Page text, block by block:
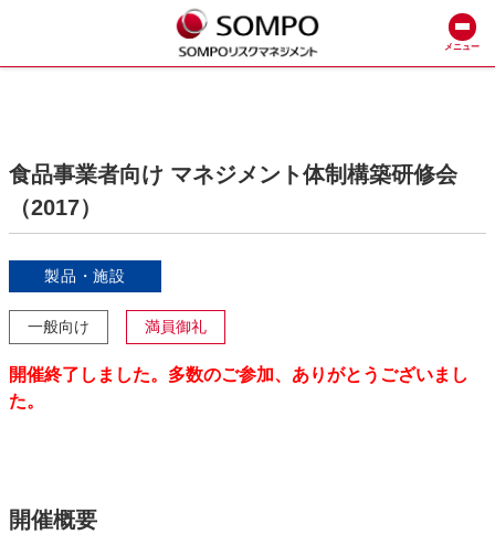
メニュー
食品事業者向け マネジメント体制構築研修会
（2017）
製品・施設
一般向け 満員御礼
開催終了しました。多数のご参加、ありがとうございまし
た。
開催概要